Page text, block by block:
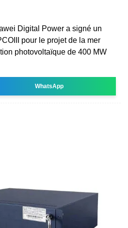
Digital Power a signé un
pour le projet de la mer
photovoltaïque de 400 MW
WhatsApp